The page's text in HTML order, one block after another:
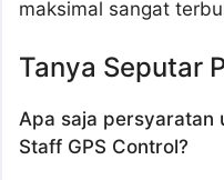
maksimal sangat
Tanya Seputar
Apa saja persyaratan
Staff GPS Control?